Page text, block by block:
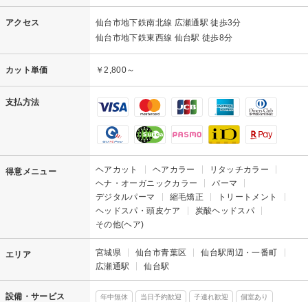
アクセス
仙台市地下鉄南北線 広瀬通駅 徒歩3分
仙台市地下鉄東西線 仙台駅 徒歩8分
カット単価 ￥2,800～
支払方法
得意メニュー ヘアカット ヘアカラー
リタッチカラー
ヘナ・オーガニックカラー
パーマ
デジタルパーマ
縮毛矯正
トリートメント
ヘッドスパ・頭皮ケア
炭酸ヘッドスパ
その他(ヘア)
エリア 宮城県 仙台市青葉区
仙台駅周辺・一番町
広瀬通駅
仙台駅
設備・サービス 年中無休 当日予約歓迎 子連れ歓迎 個室あり